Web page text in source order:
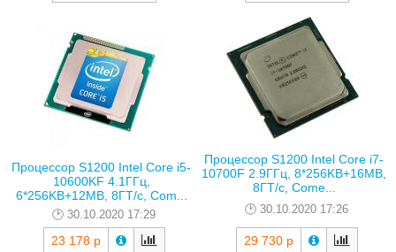
Процессор S1200 Intel Core i5-
10600KF 4.1ГГц,
6*256KB+12MB, 8ГТ/с, Com...
30.10.2020 17:29
23 178 р
Процессор S1200 Intel Core i7-
10700F 2.9ГГц, 8*256KB+16MB,
8ГТ/с, Come...
30.10.2020 17:26
29 730 р